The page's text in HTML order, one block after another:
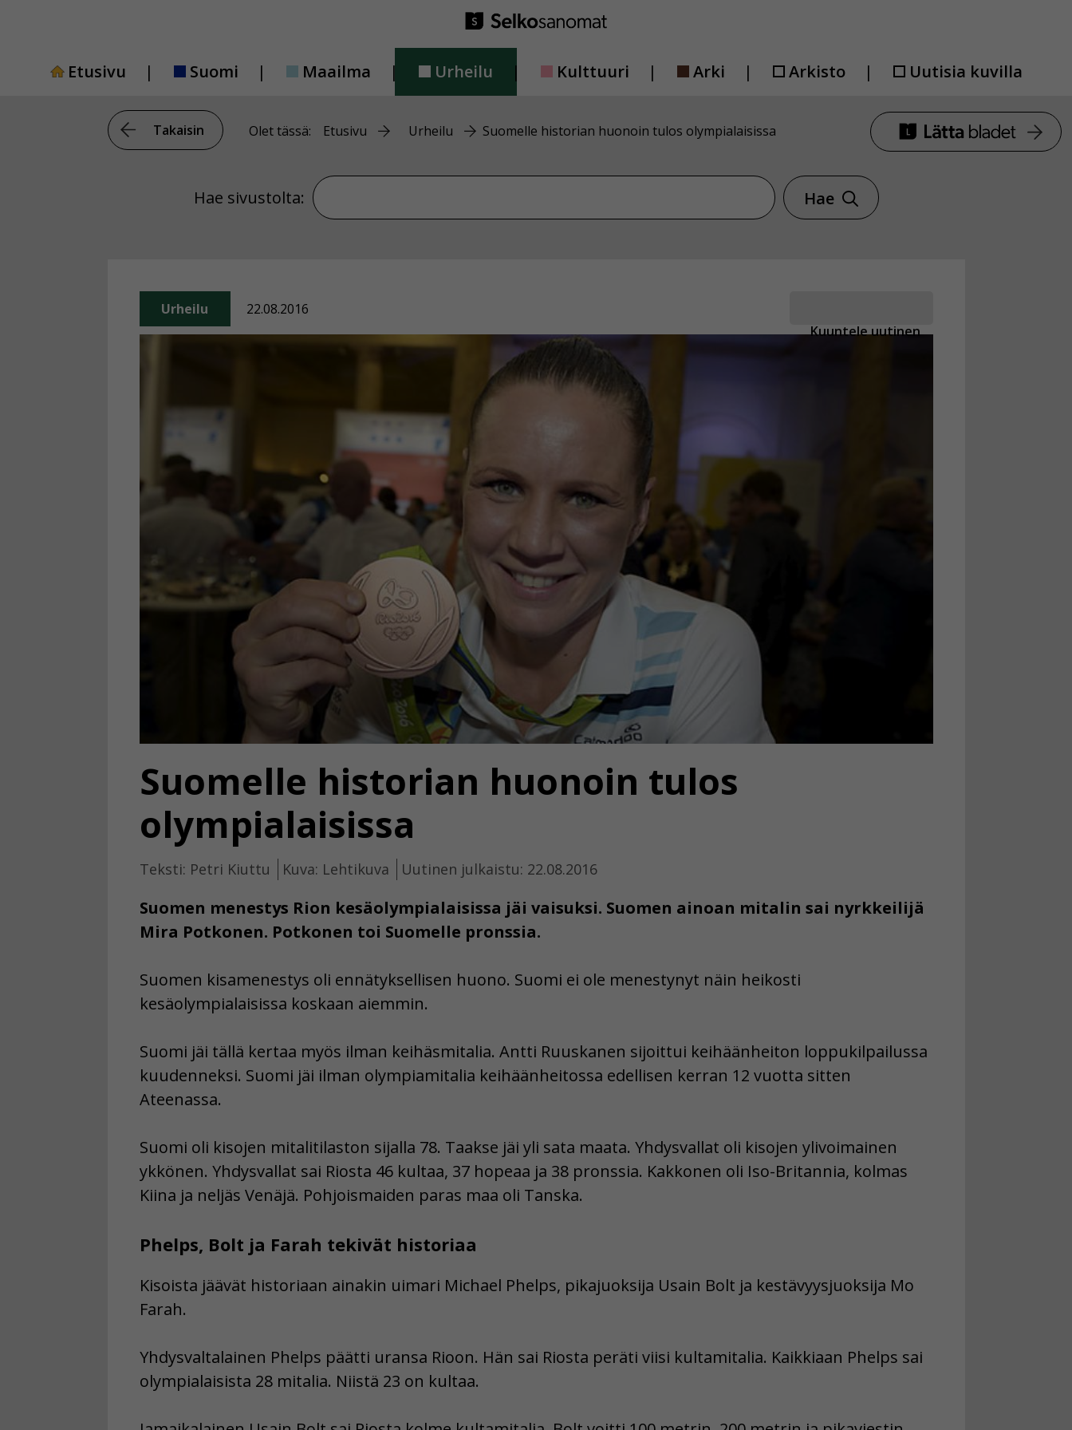
Etusivu
Suomi Maailma Urheilu Kulttuuri Arki Arkisto Uutisia kuvilla
Takaisin Olet tässä: Etusivu Urheilu Suomelle historian huonoin tulos olympialaisissa
Hae sivustolta: Hae sivustolta
Hae
Kuuntele uutinen
Urheilu 22.08.2016
Suomelle historian huonoin tulos
olympialaisissa
Teksti: Petri Kiuttu Kuva: Lehtikuva Uutinen julkaistu: 22.08.2016
Suomen menestys Rion kesäolympialaisissa jäi vaisuksi. Suomen ainoan mitalin sai nyrkkeilijä
Mira Potkonen. Potkonen toi Suomelle pronssia.
Suomen kisamenestys oli ennätyksellisen huono. Suomi ei ole menestynyt näin heikosti
kesäolympialaisissa koskaan aiemmin.
Suomi jäi tällä kertaa myös ilman keihäsmitalia. Antti Ruuskanen sijoittui keihäänheiton loppukilpailussa
kuudenneksi. Suomi jäi ilman olympiamitalia keihäänheitossa edellisen kerran 12 vuotta sitten
Ateenassa.
Suomi oli kisojen mitalitilaston sijalla 78. Taakse jäi yli sata maata. Yhdysvallat oli kisojen ylivoimainen
ykkönen. Yhdysvallat sai Riosta 46 kultaa, 37 hopeaa ja 38 pronssia. Kakkonen oli Iso-Britannia, kolmas
Kiina ja neljäs Venäjä. Pohjoismaiden paras maa oli Tanska.
Phelps, Bolt ja Farah tekivät historiaa
Kisoista jäävät historiaan ainakin uimari Michael Phelps, pikajuoksija Usain Bolt ja kestävyysjuoksija Mo
Farah.
Yhdysvaltalainen Phelps päätti uransa Rioon. Hän sai Riosta peräti viisi kultamitalia. Kaikkiaan Phelps sai
olympialaisista 28 mitalia. Niistä 23 on kultaa.